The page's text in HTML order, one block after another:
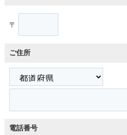
〒
ご住所
電話番号